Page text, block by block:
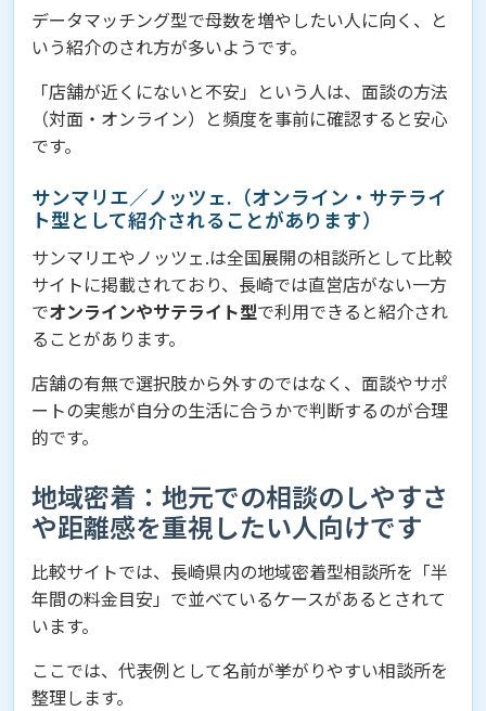
データマッチング型で母数を増やしたい人に向く、と
いう紹介のされ方が多いようです。
「店舗が近くにないと不安」という人は、面談の方法
（対面・オンライン）と頻度を事前に確認すると安心
です。
サンマリエ／ノッツェ.（オンライン・サテライ
ト型として紹介されることがあります）
サンマリエやノッツェ.は全国展開の相談所として比較
サイトに掲載されており、長崎では直営店がない一方
でオンラインやサテライト型で利用できると紹介され
ることがあります。
店舗の有無で選択肢から外すのではなく、面談やサポ
ートの実態が自分の生活に合うかで判断するのが合理
的です。
地域密着：地元での相談のしやすさ
や距離感を重視したい人向けです
比較サイトでは、長崎県内の地域密着型相談所を「半
年間の料金目安」で並べているケースがあるとされて
います。
ここでは、代表例として名前が挙がりやすい相談所を
整理します。